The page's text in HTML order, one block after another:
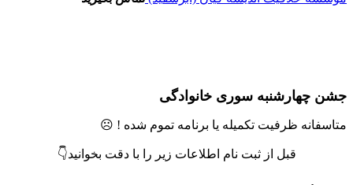
چهارشنبه سوری خانوادگی
ظرفیت تکمیله یا برنامه تموم شده ! ☹️
قبل از ثبت نام اطلاعات زیر را با دقت بخوانید👇